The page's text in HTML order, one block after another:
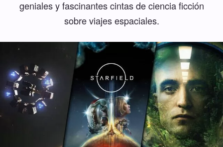
geniales y fascinantes cintas de ciencia ficción
sobre viajes espaciales.